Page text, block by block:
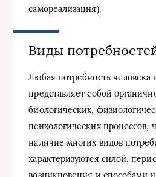
самореализация).
Виды
Любая потребность человека
представляет собой
биологических,
психологических процессов,
наличие многих видов
характеризуются силой,